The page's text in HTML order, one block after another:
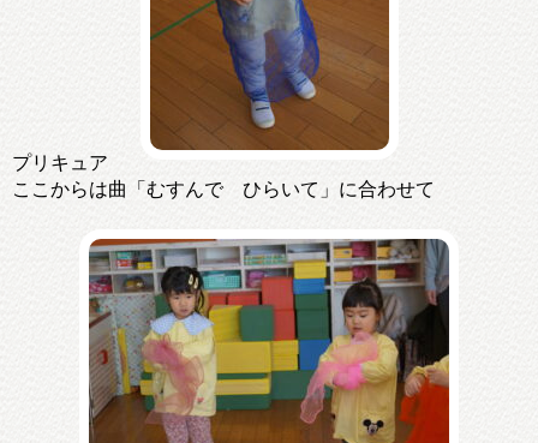
プリキュア
ここからは曲「むすんで ひらいて」に合わせて